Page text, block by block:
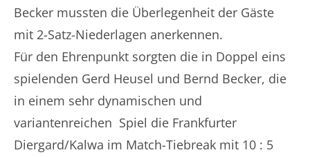
Becker mussten die Überlegenheit der Gäste
mit 2-Satz-Niederlagen anerkennen.
Für den Ehrenpunkt sorgten die in Doppel eins
spielenden Gerd Heusel und Bernd Becker, die
in einem sehr dynamischen und
variantenreichen Spiel die Frankfurter
Diergard/Kalwa im Match-Tiebreak mit 10 : 5